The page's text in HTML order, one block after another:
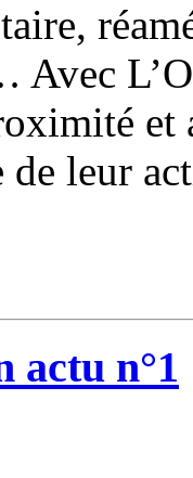
Avec
de leur
actu n°1